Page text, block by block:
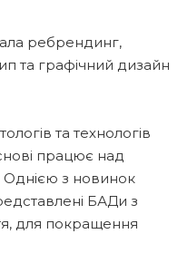
ребрендинг,
та графічний дизайн
та технологів
працює над
з новинок
БАДи з
для покращення